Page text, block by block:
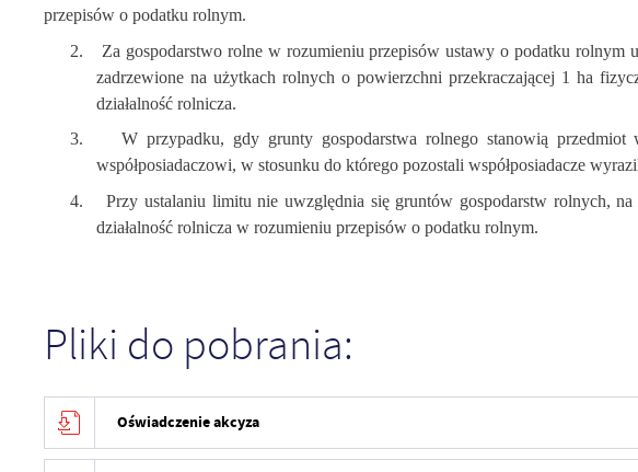
przepisów o podatku rolnym.
2.
Za gospodarstwo rolne w rozumieniu przepisów ustawy o podatku
zadrzewione na użytkach rolnych o powierzchni przekraczającej 1 ha
działalność rolnicza.
3.
W przypadku, gdy grunty gospodarstwa rolnego stanowią przedmiot
współposiadaczowi, w stosunku do którego pozostali współposiadacze
4.
Przy ustalaniu limitu nie uwzględnia się gruntów gospodarstw rolnych,
działalność rolnicza w rozumieniu przepisów o podatku rolnym.
Pliki do pobrania:
Oświadczenie akcyza